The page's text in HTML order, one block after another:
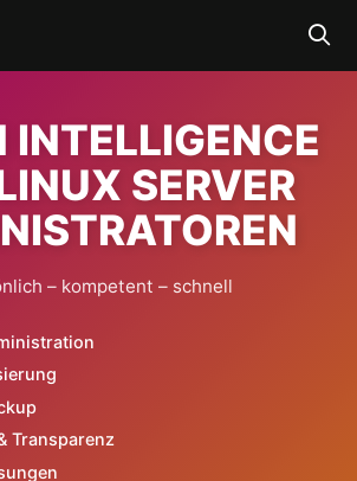
INTELLIGENCE
SERVER
– kompetent – schnell
Transparenz